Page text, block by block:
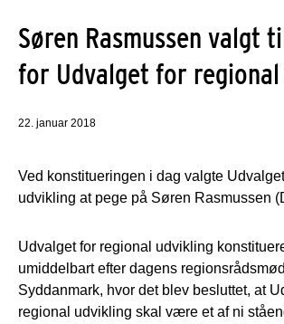
Søren Rasmussen valgt
for Udvalget for
22. januar 2018
Ved konstitueringen i dag valgte
udvikling at pege på Søren Rasmussen
Udvalget for regional udvikling
umiddelbart efter dagens
Syddanmark, hvor det blev besluttet, at
regional udvikling skal være et af ni